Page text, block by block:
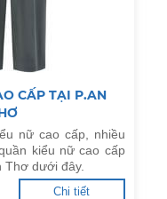
CẤP TẠI P.AN
nữ cao cấp, nhiều
kiểu nữ cao cấp
Thơ dưới đây.
Chi tiết